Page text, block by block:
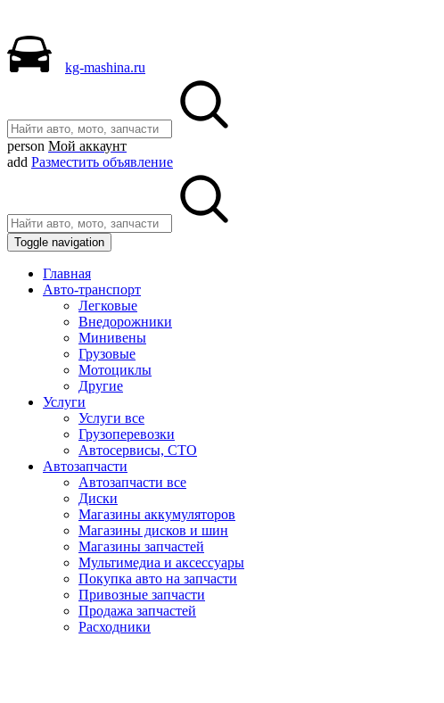
kg-mashina.ru
person Мой аккаунт
add Разместить объявление
Toggle navigation
Главная
Авто-транспорт
Легковые
Внедорожники
Минивены
Грузовые
Мотоциклы
Другие
Услуги
Услуги все
Грузоперевозки
Автосервисы, СТО
Автозапчасти
Автозапчасти все
Диски
Магазины аккумуляторов
Магазины дисков и шин
Магазины запчастей
Мультимедиа и аксессуары
Покупка авто на запчасти
Привозные запчасти
Продажа запчастей
Расходники